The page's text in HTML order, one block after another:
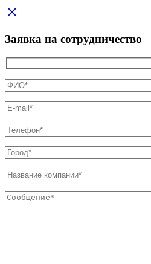
Заявка на сотрудничество